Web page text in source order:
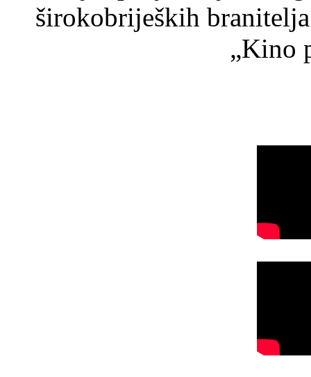
širokobrijeških
„Kino